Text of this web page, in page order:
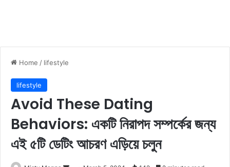
Home / lifestyle
lifestyle
Avoid These Dating
Behaviors: একটি নিরাপদ সম্পর্কের জন্য
এই ৫টি ডেটিং আচরণ এড়িয়ে চলুন